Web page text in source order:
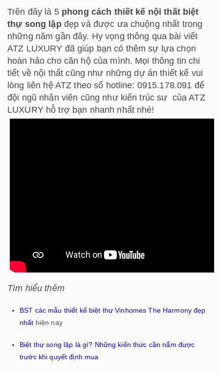
Trên đây là 5 phong cách thiết kế nội thất biệt
thự song lậpđẹp và được ưa chuộng nhất trong
những năm gần đây. Hy vọng thông qua bài viết
ATZ LUXURY đã giúp bạn có thêm sự lựa chọn
hoàn hảo cho căn hộ của mình. Mọi thông tin chi
tiết về nội thất cũng như những dự án thiết kế vui
lòng liên hệ ATZ theo số hotline: 0915.178.091 để
đội ngũ nhân viên cũng như kiến trúc sư của ATZ
LUXURY hỗ trợ bạn nhanh nhất nhé!
Tìm hiểu thêm
BST các mẫu thiết kế biệt thự Vinhomes The Harmony đẹp
nhất hiện nay
Biệt thự song lập là gì? Những kiến thức cần nắm được
trước khi quyết định mua